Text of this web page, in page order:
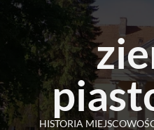
Skip
content
HISTORIA